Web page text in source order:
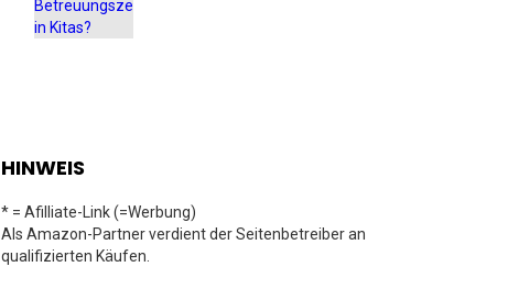
HINWEIS
* = Afilliate-Link (=Werbung)
Als Amazon-Partner verdient der Seitenbetreiber an
qualifizierten Käufen.